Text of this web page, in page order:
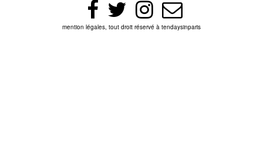
mention légales, tout droit réservé à tendaysinparis